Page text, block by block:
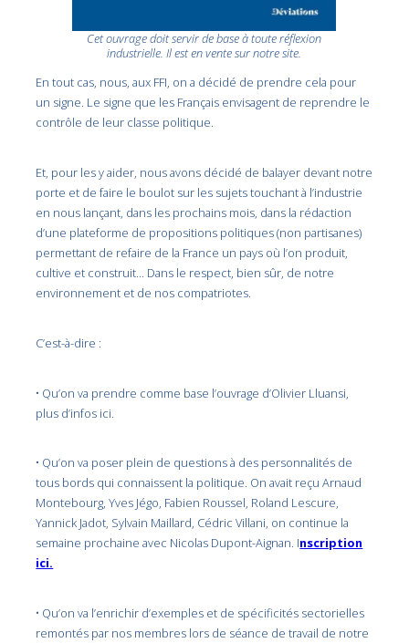
Cet ouvrage doit servir de base à toute réflexion
industrielle. Il est en vente sur notre site.
En tout cas, nous, aux FFI, on a décidé de prendre cela pour
un signe. Le signe que les Français envisagent de reprendre le
contrôle de leur classe politique.
Et, pour les y aider, nous avons décidé de balayer devant notre
porte et de faire le boulot sur les sujets touchant à l’industrie
en nous lançant, dans les prochains mois, dans la rédaction
d’une plateforme de propositions politiques (non partisanes)
permettant de refaire de la France un pays où l’on produit,
cultive et construit… Dans le respect, bien sûr, de notre
environnement et de nos compatriotes.
C’est-à-dire :
• Qu’on va prendre comme base l’ouvrage d’Olivier Lluansi,
plus d’infos ici.
• Qu’on va poser plein de questions à des personnalités de
tous bords qui connaissent la politique. On avait reçu Arnaud
Montebourg, Yves Jégo, Fabien Roussel, Roland Lescure,
Yannick Jadot, Sylvain Maillard, Cédric Villani, on continue la
semaine prochaine avec Nicolas Dupont-Aignan. Inscription
ici.
• Qu’on va l’enrichir d’exemples et de spécificités sectorielles
remontés par nos membres lors de séance de travail de notre